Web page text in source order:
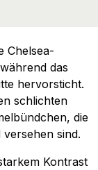
Chelsea-
das
hervorsticht.
schlichten
die
versehen sind.
Kontrast